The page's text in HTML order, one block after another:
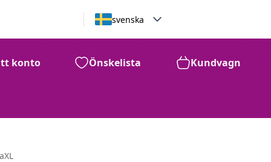
svenska
konto Önskelista Kundvagn